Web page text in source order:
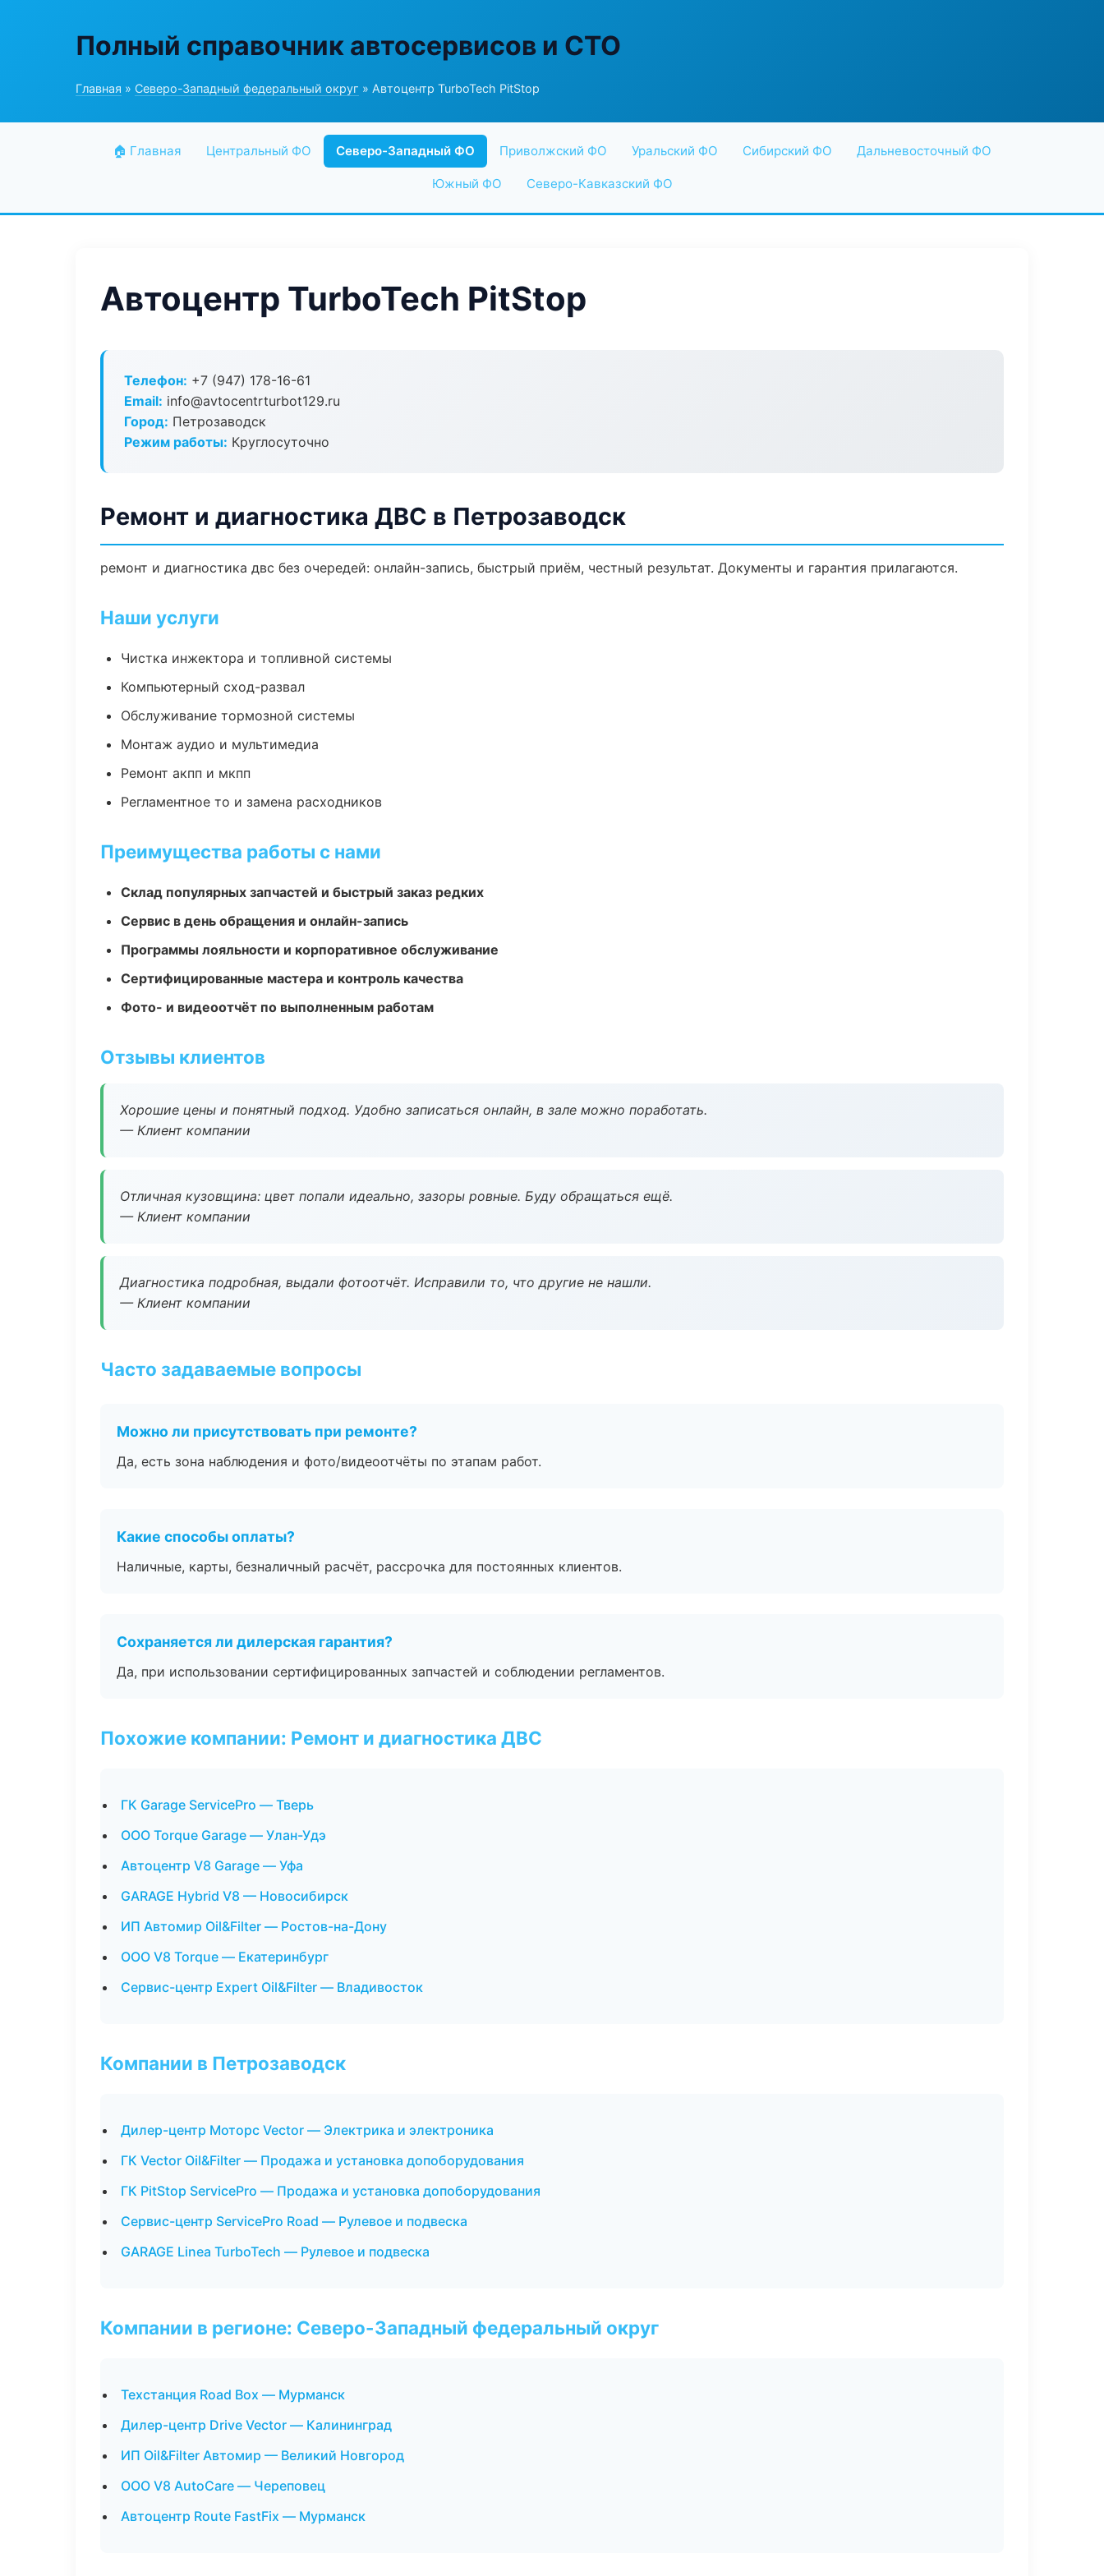
Полный справочник автосервисов и СТО
Главная » Северо-Западный федеральный округ » Автоцентр TurboTech PitStop
🏠 Главная Центральный ФО Северо-Западный ФО Приволжский ФО Уральский ФО Сибирский ФО Дальневосточный ФО
Южный ФО Северо-Кавказский ФО
Автоцентр TurboTech PitStop
Телефон: +7 (947) 178-16-61
Email: info@avtocentrturbot129.ru
Город: Петрозаводск
Режим работы: Круглосуточно
Ремонт и диагностика ДВС в Петрозаводск
ремонт и диагностика двс без очередей: онлайн-запись, быстрый приём, честный результат. Документы и гарантия прилагаются.
Наши услуги
Чистка инжектора и топливной системы
Компьютерный сход-развал
Обслуживание тормозной системы
Монтаж аудио и мультимедиа
Ремонт акпп и мкпп
Регламентное то и замена расходников
Преимущества работы с нами
Склад популярных запчастей и быстрый заказ редких
Сервис в день обращения и онлайн-запись
Программы лояльности и корпоративное обслуживание
Сертифицированные мастера и контроль качества
Фото- и видеоотчёт по выполненным работам
Отзывы клиентов
Хорошие цены и понятный подход. Удобно записаться онлайн, в зале можно поработать.
— Клиент компании
Отличная кузовщина: цвет попали идеально, зазоры ровные. Буду обращаться ещё.
— Клиент компании
Диагностика подробная, выдали фотоотчёт. Исправили то, что другие не нашли.
— Клиент компании
Часто задаваемые вопросы
Можно ли присутствовать при ремонте?
Да, есть зона наблюдения и фото/видеоотчёты по этапам работ.
Какие способы оплаты?
Наличные, карты, безналичный расчёт, рассрочка для постоянных клиентов.
Сохраняется ли дилерская гарантия?
Да, при использовании сертифицированных запчастей и соблюдении регламентов.
Похожие компании: Ремонт и диагностика ДВС
ГК Garage ServicePro — Тверь
ООО Torque Garage — Улан-Удэ
Автоцентр V8 Garage — Уфа
GARAGE Hybrid V8 — Новосибирск
ИП Автомир Oil&Filter — Ростов-на-Дону
ООО V8 Torque — Екатеринбург
Сервис-центр Expert Oil&Filter — Владивосток
Компании в Петрозаводск
Дилер-центр Моторс Vector — Электрика и электроника
ГК Vector Oil&Filter — Продажа и установка допоборудования
ГК PitStop ServicePro — Продажа и установка допоборудования
Сервис-центр ServicePro Road — Рулевое и подвеска
GARAGE Linea TurboTech — Рулевое и подвеска
Компании в регионе: Северо-Западный федеральный округ
Техстанция Road Box — Мурманск
Дилер-центр Drive Vector — Калининград
ИП Oil&Filter Автомир — Великий Новгород
ООО V8 AutoCare — Череповец
Автоцентр Route FastFix — Мурманск